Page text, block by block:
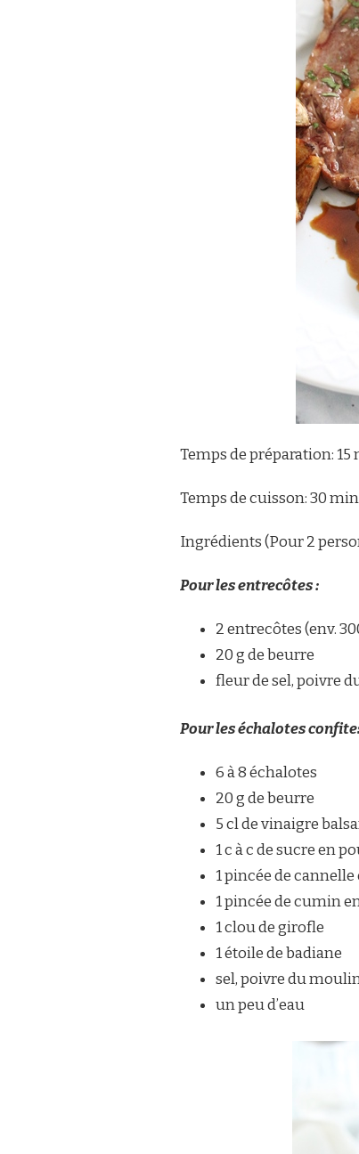
Temps de préparation:
Temps de cuisson: 30
Ingrédients (Pour 2
Pour les entrecôtes :
2 entrecôtes (env.
20 g de beurre
fleur de sel, poivre
Pour les échalotes
6 à 8 échalotes
20 g de beurre
5 cl de vinaigre
1 c à c de sucre en
1 pincée de
1 pincée de cumin
1 clou de girofle
1 étoile de badiane
sel, poivre du
un peu d’eau